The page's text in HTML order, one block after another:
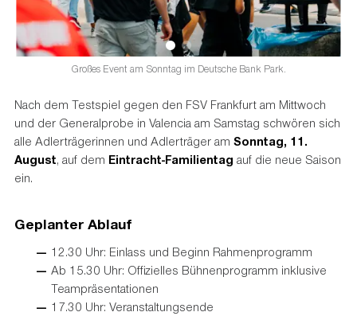
Großes Event am Sonntag im Deutsche Bank Park.
Nach dem Testspiel gegen den FSV Frankfurt am Mittwoch
und der Generalprobe in Valencia am Samstag schwören sich
alle Adlerträgerinnen und Adlerträger am Sonntag, 11.
August, auf dem Eintracht-Familientag auf die neue Saison
ein.
Geplanter Ablauf
12.30 Uhr: Einlass und Beginn Rahmenprogramm
Ab 15.30 Uhr: Offizielles Bühnenprogramm inklusive
Teampräsentationen
17.30 Uhr: Veranstaltungsende